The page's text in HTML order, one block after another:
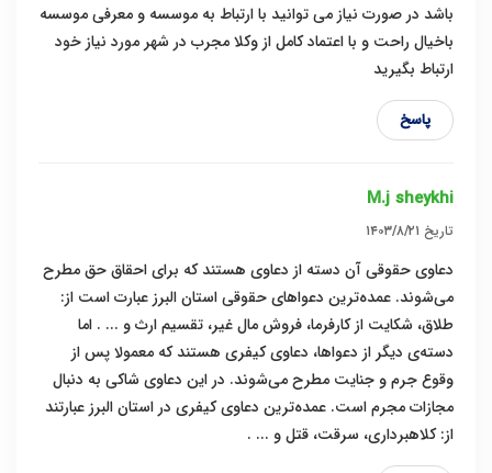
باشد در صورت نیاز می توانید با ارتباط به موسسه و معرفی موسسه
باخیال راحت و با اعتماد کامل از وکلا مجرب در شهر مورد نیاز خود
ارتباط بگیرید
پاسخ
M.j sheykhi
تاریخ ۱۴۰۳/۸/۲۱
دعاوی حقوقی آن دسته از دعاوی هستند که برای احقاق حق مطرح
می‌شوند. عمده‌ترین دعواهای حقوقی استان البرز عبارت است از:
طلاق، شکایت از کارفرما، فروش مال غیر، تقسیم ارث و ... . اما
دسته‌ی دیگر از دعواها، دعاوی کیفری هستند که معمولا پس از
وقوع جرم و جنایت مطرح می‌شوند. در این دعاوی شاکی به دنبال
مجازات مجرم است. عمده‌ترین دعاوی کیفری در استان البرز عبارتند
از: کلاهبرداری، سرقت، قتل و ... .